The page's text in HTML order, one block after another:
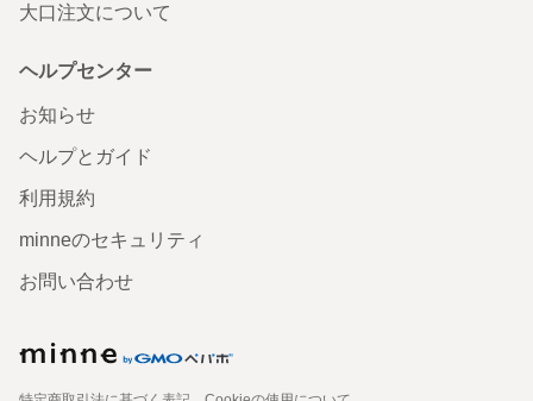
大口注文について
ヘルプセンター
お知らせ
ヘルプとガイド
利用規約
minneのセキュリティ
お問い合わせ